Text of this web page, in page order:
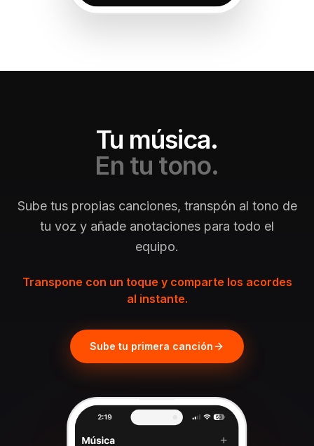
Tu música.
En tu tono.
Sube tus propias canciones, transpón al tono de
tu voz y añade anotaciones para todo el
equipo.
Transpone con un toque y comparte los acordes
al instante.
Sube tu primera canción